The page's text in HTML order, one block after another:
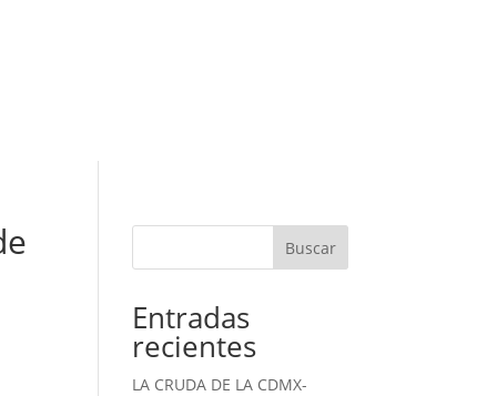
Buscar
Entradas
recientes
LA CRUDA DE LA CDMX-